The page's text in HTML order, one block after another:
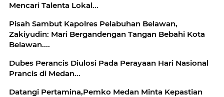
Mencari Talenta Lokal...
Pisah Sambut Kapolres Pelabuhan Belawan,
Zakiyudin: Mari Bergandengan Tangan Bebahi Kota
Belawan....
Dubes Perancis Diulosi Pada Perayaan Hari Nasional
Prancis di Medan...
Datangi Pertamina,Pemko Medan Minta Kepastian